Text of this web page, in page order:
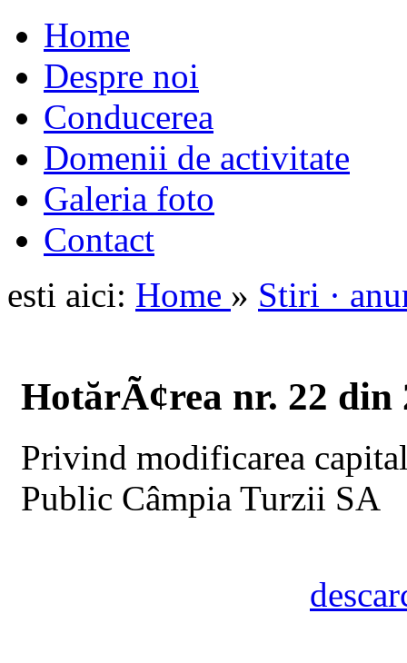
Home
Despre noi
Conducerea
Domenii de activitate
Galeria foto
Contact
esti aici: Home » Stiri ·
HotărÃ¢rea nr. 22 din
Privind modificarea
Public Câmpia Turzii SA